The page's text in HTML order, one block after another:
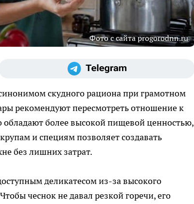
Фото с сайта progorodnn.ru
скудного рациона при грамотном
рекомендуют пересмотреть отношение к
более высокой пищевой ценностью,
и специям позволяет создавать
без лишних затрат.
деликатесом из-за высокого
чеснок не давал резкой горечи, его